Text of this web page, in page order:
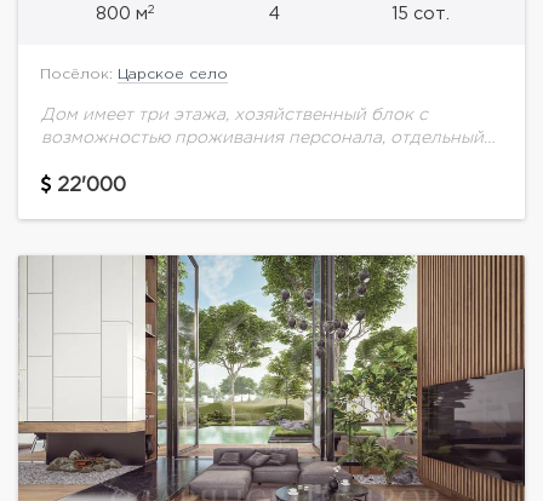
800 м2 4 15 сот.
Посёлок: Царское село
Дом имеет три этажа, хозяйственный блок с
возможностью проживания персонала, отдельный
мойкой.Планировка дома:1 этаж: парадный холл;
22'000